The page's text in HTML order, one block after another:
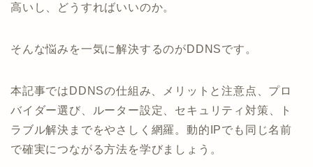
高いし、どうすればいいのか。
そんな悩みを一気に解決するのがDDNSです。
本記事ではDDNSの仕組み、メリットと注意点、プロ
バイダー選び、ルーター設定、セキュリティ対策、ト
ラブル解決までをやさしく網羅。動的IPでも同じ名前
で確実につながる方法を学びましょう。